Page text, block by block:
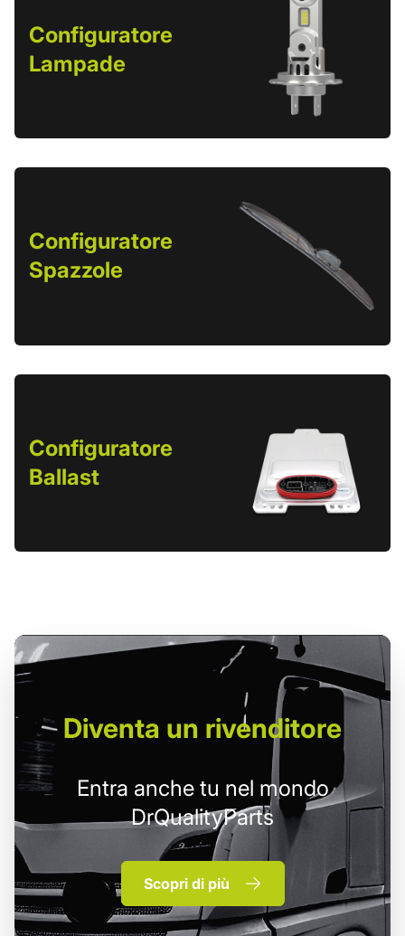
Configuratore
Lampade
Configuratore
Spazzole
Configuratore
Ballast
Diventa un rivenditore
Entra anche tu nel mondo
DrQualityParts
Scopri di più